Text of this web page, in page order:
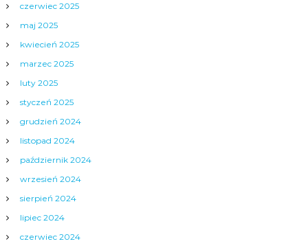
czerwiec 2025
maj 2025
kwiecień 2025
marzec 2025
luty 2025
styczeń 2025
grudzień 2024
listopad 2024
październik 2024
wrzesień 2024
sierpień 2024
lipiec 2024
czerwiec 2024